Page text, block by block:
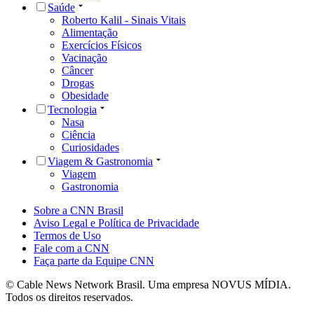
Saúde
Roberto Kalil - Sinais Vitais
Alimentação
Exercícios Físicos
Vacinação
Câncer
Drogas
Obesidade
Tecnologia
Nasa
Ciência
Curiosidades
Viagem & Gastronomia
Viagem
Gastronomia
Sobre a CNN Brasil
Aviso Legal e Política de Privacidade
Termos de Uso
Fale com a CNN
Faça parte da Equipe CNN
© Cable News Network Brasil. Uma empresa NOVUS MÍDIA.
Todos os direitos reservados.